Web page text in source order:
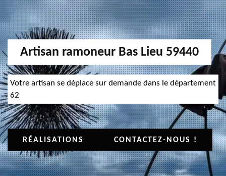
Artisan ramoneur Bas Lieu 59440
Votre artisan se déplace sur demande dans le département
62
RÉALISATIONS CONTACTEZ-NOUS !